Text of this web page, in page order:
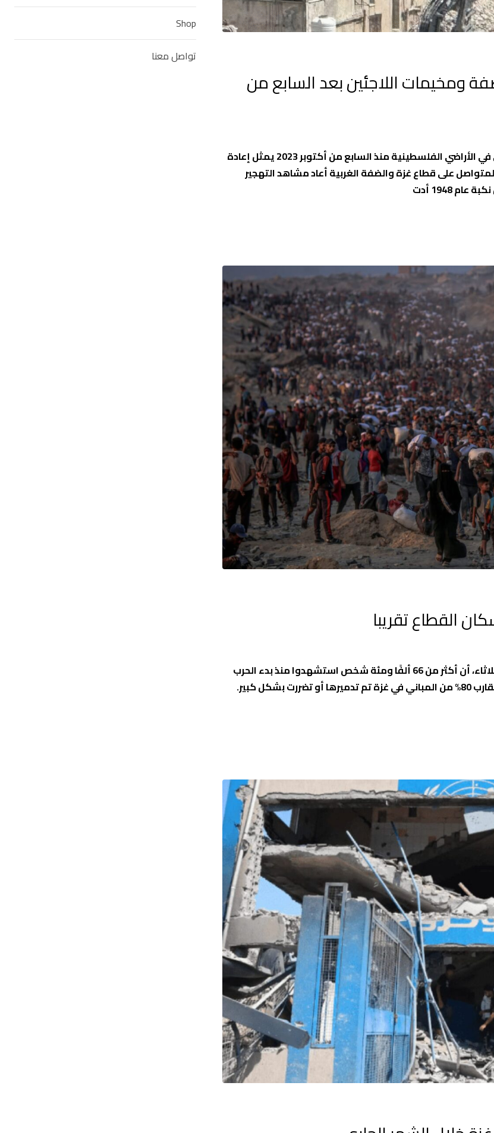
ومخيمات اللاجئين بعد السابع من
أكدت دائرة شؤون اللاجئين في منظمة التحرير الفلسطينية أن ما يجري في الأراضي الفلسطينية منذ السابع من أكتوبر 2023 يمثل إعادة
الإسرائيلي المتواصل على قطاع غزة والضفة الغربية أعاد مشاهد التهجير
1948 أدت
القطاع تقريبا
أعلنت وكالة الأمم المتحدة لغوث وتشغيل اللاجئين (الأونروا)، اليوم الثلاثاء، أن أكثر من 66 ألفًا ومئة شخص استشهدوا منذ بدء الحرب
في أكتوبر 2023، في حين نزح جميع سكان القطاع تقريبًا، مؤكدة أن ما يقارب 80% من المباني في غزة تم تدميرها أو تضررت بشكل كبير.
Shop
تواصل معنا